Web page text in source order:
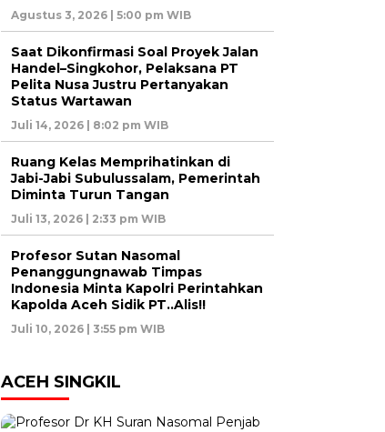
Agustus 3, 2026 | 5:00 pm WIB
Saat Dikonfirmasi Soal Proyek Jalan
Handel–Singkohor, Pelaksana PT
Pelita Nusa Justru Pertanyakan
Status Wartawan
Juli 14, 2026 | 8:02 pm WIB
Ruang Kelas Memprihatinkan di
Jabi-Jabi Subulussalam, Pemerintah
Diminta Turun Tangan
Juli 13, 2026 | 2:33 pm WIB
Profesor Sutan Nasomal
Penanggungnawab Timpas
Indonesia Minta Kapolri Perintahkan
Kapolda Aceh Sidik PT..Alis!!
Juli 10, 2026 | 3:55 pm WIB
ACEH SINGKIL